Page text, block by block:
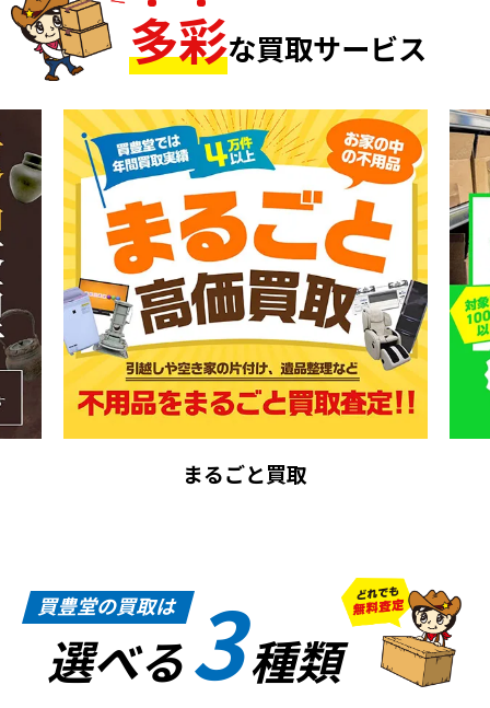
多彩な買取サービス
まるごと買取
買豊堂の買取は
選べる3種類